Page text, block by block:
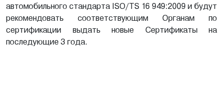
автомобильного стандарта ISO/TS 16 949:2009 и будут
рекомендовать соответствующим Органам по
сертификации выдать новые Сертификаты на
последующие 3 года.